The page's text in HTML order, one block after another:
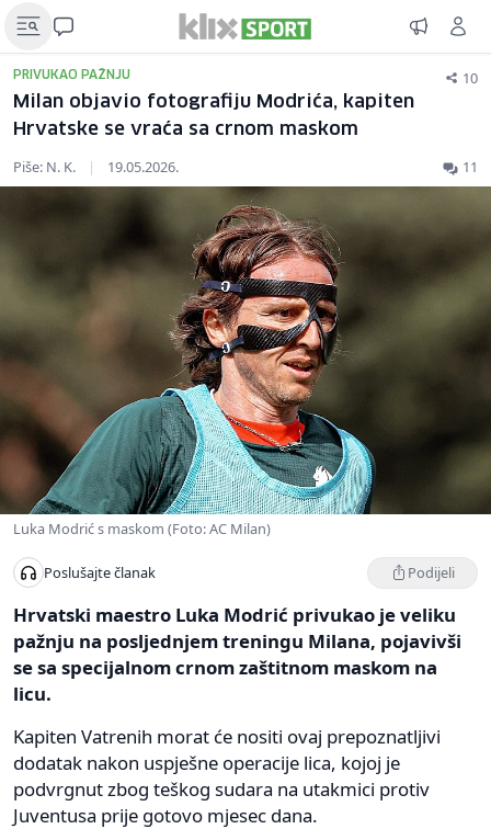
PRIVUKAO PAŽNJU 10
Milan objavio fotografiju Modrića, kapiten
Hrvatske se vraća sa crnom maskom
Piše: N. K. | 19.05.2026. 11
Luka Modrić s maskom (Foto: AC Milan)
Poslušajte članak Podijeli
Hrvatski maestro Luka Modrić privukao je veliku
pažnju na posljednjem treningu Milana, pojavivši
se sa specijalnom crnom zaštitnom maskom na
licu.
Kapiten Vatrenih morat će nositi ovaj prepoznatljivi
dodatak nakon uspješne operacije lica, kojoj je
podvrgnut zbog teškog sudara na utakmici protiv
Juventusa prije gotovo mjesec dana.